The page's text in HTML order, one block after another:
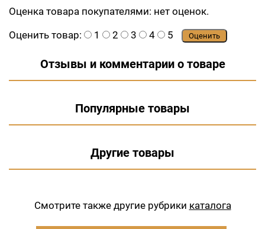
Оценка товара покупателями: нет оценок.
Оценить товар:
1 2 3 4 5 Оценить
Отзывы и комментарии о товаре
Популярные товары
Другие товары
Смотрите также другие рубрики каталога